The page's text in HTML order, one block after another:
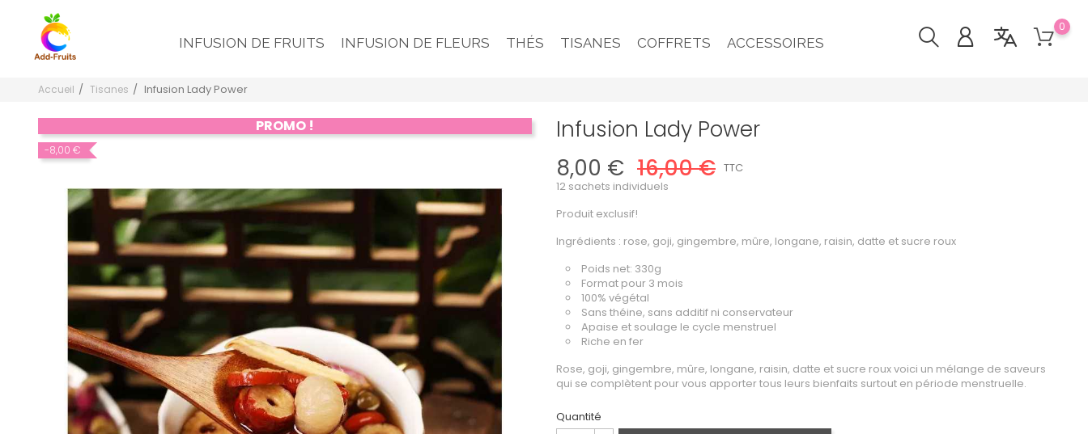
INFUSION DE FRUITS INFUSION DE FLEURS THÉS TISANES COFFRETS ACCESSOIRES
0
Accueil Tisanes Infusion Lady Power
PROMO !
-8,00 €
Infusion Lady Power
16,00 €
8,00 €
TTC
12 sachets individuels
Produit exclusif!
Ingrédients : rose, goji, gingembre, mûre, longane, raisin, datte et sucre roux
Poids net: 330g
Format pour 3 mois
100% végétal
Sans théine, sans additif ni conservateur
Apaise et soulage le cycle menstruel
Riche en fer
Rose, goji, gingembre, mûre, longane, raisin, datte et sucre roux voici un mélange de saveurs
qui se complètent pour vous apporter tous leurs bienfaits surtout en période menstruelle.
Quantité